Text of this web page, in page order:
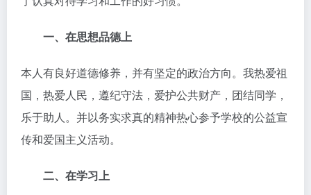
一、在思想品德上
本人有良好道德修养，并有坚定的政治方向。我热爱祖
国，热爱人民，遵纪守法，爱护公共财产，团结同学，
乐于助人。并以务实求真的精神热心参予学校的公益宣
传和爱国主义活动。
二、在学习上